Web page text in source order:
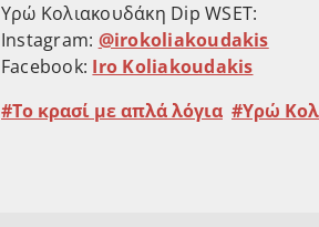
Υρώ Κολιακουδάκη Dip WSET:
Instagram: @irokoliakoudakis
Facebook: Iro Koliakoudakis
Το κρασί με απλά λόγια
Υρώ